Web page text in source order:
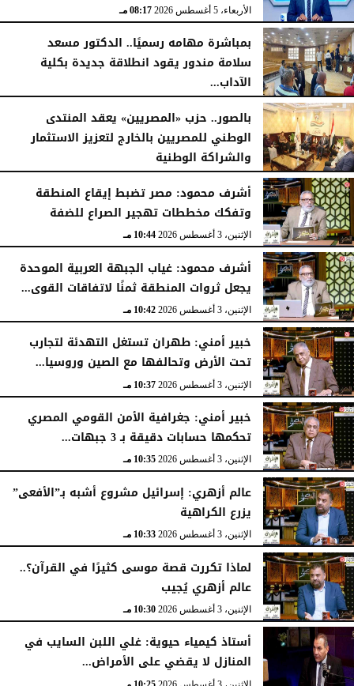
الأربعاء، 5 أغسطس 2026 08:17 مـ
بمباشرة مهامه رسميًا.. الدكتور مسعد
سلامة مندور يقود انطلاقة جديدة بكلية
الآداب...
الأربعاء، 5 أغسطس 2026
بالصور.. حزب «المصريين» يعقد المنتدى
الوطني للمصريين بالخارج لتعزيز الاستثمار
والشراكة الوطنية
الثلاثاء، 4 أغسطس 2026
أشرف محمود: مصر تضبط إيقاع المنطقة
وتفكك مخططات تهجير الصراع للضفة
الإثنين، 3 أغسطس 2026 10:44 مـ
أشرف محمود: غياب الجبهة العربية الموحدة
يجعل ثروات المنطقة ثمنًا لاتفاقات القوى...
الإثنين، 3 أغسطس 2026 10:42 مـ
خبير أمني: طهران تستغل التهدئة لتجارب
تحت الأرض وتحالفها مع الصين وروسيا...
الإثنين، 3 أغسطس 2026 10:37 مـ
خبير أمني: جغرافية الأمن القومي المصري
تحكمها حسابات دقيقة بـ 3 جبهات...
الإثنين، 3 أغسطس 2026 10:35 مـ
عالم أزهري: إسرائيل مشروع أشبه بـ”الأفعى”
يزرع الكراهية
الإثنين، 3 أغسطس 2026 10:33 مـ
لماذا تكررت قصة موسى كثيرًا في القرآن؟..
عالم أزهري يُجيب
الإثنين، 3 أغسطس 2026 10:30 مـ
أستاذ كيمياء حيوية: غلي اللبن السايب في
المنازل لا يقضي على الأمراض...